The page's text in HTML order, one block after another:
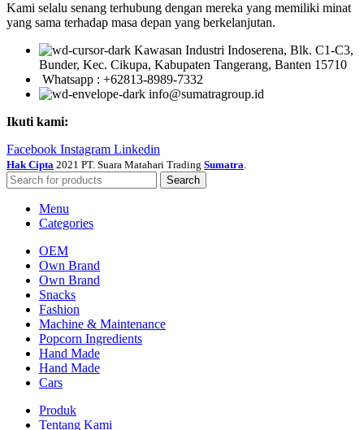
Kami selalu senang terhubung dengan mereka yang memiliki minat
yang sama terhadap masa depan yang berkelanjutan.
Kawasan Industri Indoserena, Blk. C1-C3,
Bunder, Kec. Cikupa, Kabupaten Tangerang, Banten 15710
Whatsapp : +62813-8989-7332
info@sumatragroup.id
Ikuti kami:
Facebook Instagram Linkedin
Hak Cipta 2021 PT. Suara Matahari Trading Sumatra.
Search
Menu
Categories
OEM
Own Brand
Own Brand
Snacks
Fashion
Machine & Maintenance
Popcorn Ingredients
Hand Made
Hand Made
Cars
Produk
Tentang Kami